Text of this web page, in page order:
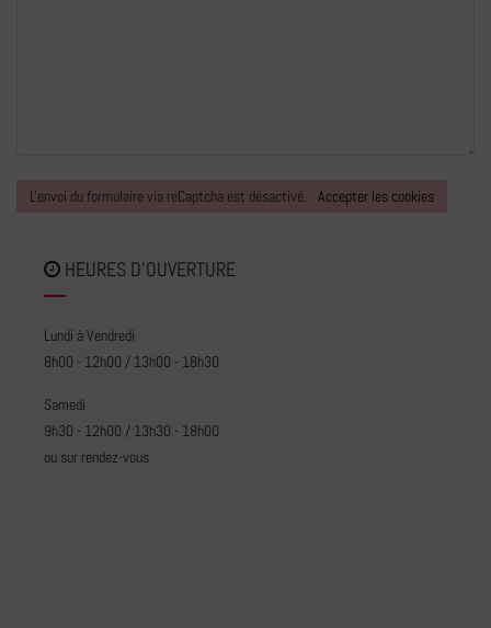
L'envoi du formulaire via reCaptcha est désactivé. Accepter les cookies
HEURES D'OUVERTURE
Lundi à Vendredi
8h00 - 12h00 / 13h00 - 18h30
Samedi
9h30 - 12h00 / 13h30 - 18h00
ou sur rendez-vous